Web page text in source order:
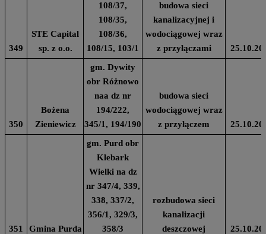
349
STE Capital
sp. z o.o.
108/37,
108/35,
108/36,
108/15, 103/1
budowa sieci
kanalizacyjnej i
wodociągowej wraz
z przyłączami
350
Bożena
Zieniewicz
gm. Dywity
obr Różnowo
naa dz nr
194/222,
345/1, 194/190
budowa sieci
wodociągowej wraz
z przyłączem
351 Gmina Purda
gm. Purd obr
Klebark
Wielki na dz
nr 347/4, 339,
338, 337/2,
356/1, 329/3,
358/3
rozbudowa sieci
kanalizacji
deszczowej